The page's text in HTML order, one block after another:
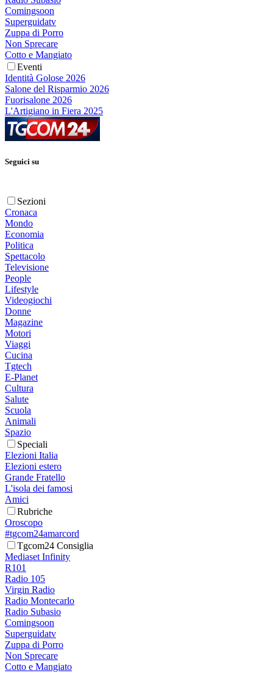
Comingsoon
Superguidatv
Zuppa di Porro
Non Sprecare
Cotto e Mangiato
Eventi
Identità Golose 2026
Salone del Risparmio 2026
Fuorisalone 2026
L'Artigiano in Fiera 2025
Seguici su
Sezioni
Cronaca
Mondo
Economia
Politica
Spettacolo
Televisione
People
Lifestyle
Videogiochi
Donne
Magazine
Motori
Viaggi
Cucina
Tgtech
E-Planet
Cultura
Salute
Scuola
Animali
Spazio
Speciali
Elezioni Italia
Elezioni estero
Grande Fratello
L'isola dei famosi
Amici
Rubriche
Oroscopo
#tgcom24amarcord
Tgcom24 Consiglia
Mediaset Infinity
R101
Radio 105
Virgin Radio
Radio Montecarlo
Radio Subasio
Comingsoon
Superguidatv
Zuppa di Porro
Non Sprecare
Cotto e Mangiato